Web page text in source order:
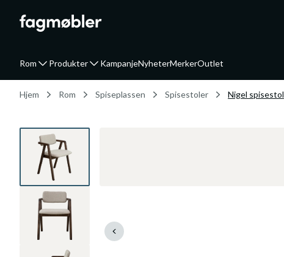
Rom Produkter KampanjeNyheterMerkerOutlet
Hjem Rom Spiseplassen Spisestoler Nigel spisestol